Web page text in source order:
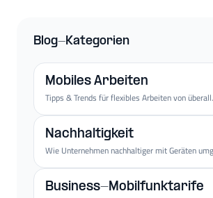
Blog-Kategorien
Mobiles Arbeiten
Tipps & Trends für flexibles Arbeiten von überall.
Nachhaltigkeit
Wie Unternehmen nachhaltiger mit Geräten
Business-Mobilfunktarife